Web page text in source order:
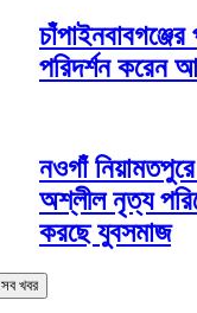
পরিদর্শন করেন
নওগাঁ
অশ্লীল নৃত্য
করছে যুবসমাজ
সব খবর